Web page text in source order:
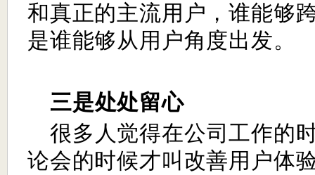
和真正的主流用户，谁能够
是谁能够从用户角度出发。
三是处处留心
很多人觉得在公司工作的
论会的时候才叫改善用户体